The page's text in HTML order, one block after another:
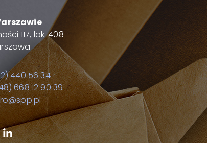
117, lok. 408
440 56 34
668 12 90 39